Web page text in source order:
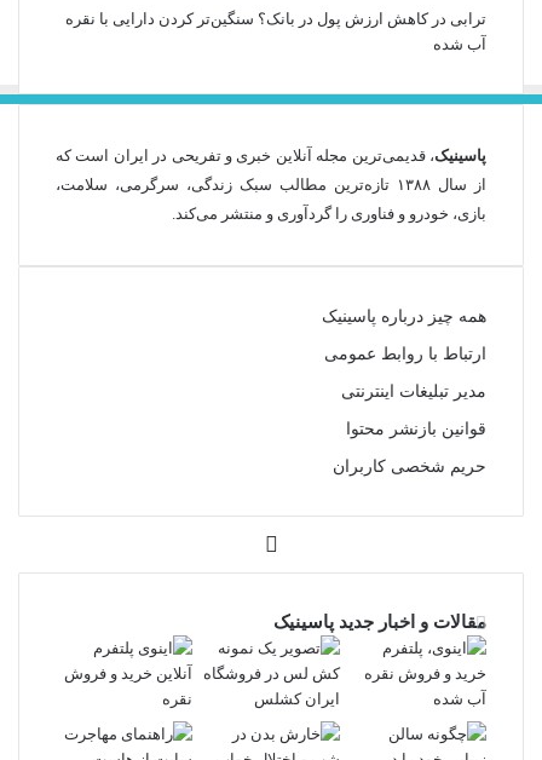
ترابی درکاهش ارزش پول در بانک؟ سنگین‌تر کردن دارایی با نقره
آب شده
پاسینیک، قدیمی‌ترین مجله آنلاین خبری و تفریحی در ایران است که
از سال ۱۳۸۸ تازه‌ترین مطالب سبک زندگی، سرگرمی، سلامت،
بازی، خودرو و فناوری را گردآوری و منتشر می‌کند.
همه چیز درباره پاسینیک
ارتباط با روابط عمومی
مدیر تبلیغات اینترنتی
قوانین بازنشر محتوا
حریم شخصی کاربران
مقالات و اخبار جدید پاسینیک